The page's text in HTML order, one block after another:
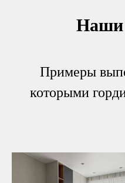
Наши
Примеры
которыми